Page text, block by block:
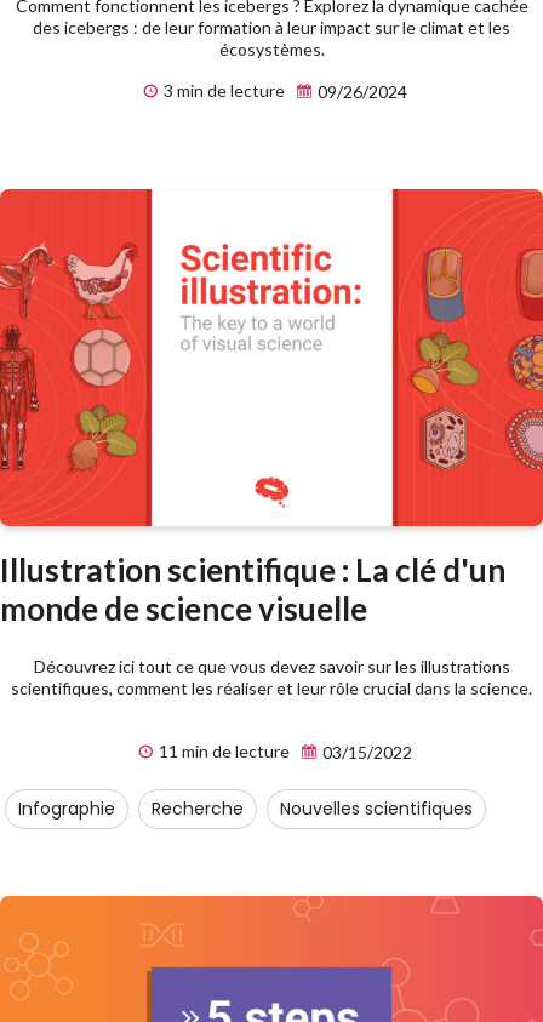
Comment fonctionnent les icebergs ? Explorez la dynamique cachée
des icebergs : de leur formation à leur impact sur le climat et les
écosystèmes.
3 min de lecture
09/26/2024
Illustration scientifique : La clé d'un
monde de science visuelle
Découvrez ici tout ce que vous devez savoir sur les illustrations
scientifiques, comment les réaliser et leur rôle crucial dans la science.
11 min de lecture 03/15/2022
Infographie Recherche Nouvelles scientifiques